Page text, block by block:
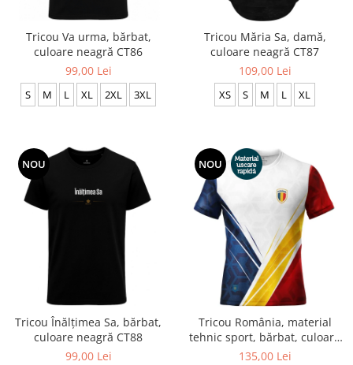
Accesorii
Colecții
România
Haine dacice
Simboluri tradiționale
Tricouri de poveste
Carduri Cadou
Colecții speciale
Tricouri Andra
Tricou Va urma, bărbat,
culoare neagră CT86
99,00 Lei
S M L XL 2XL 3XL
Tricou Măria Sa, damă,
culoare neagră CT87
109,00 Lei
XS S M L XL
NOU
Tricou Înălțimea Sa, bărbat,
culoare neagră CT88
99,00 Lei
NOU
Tricou România, material
tehnic sport, bărbat, culoare
albă, CS71
135,00 Lei